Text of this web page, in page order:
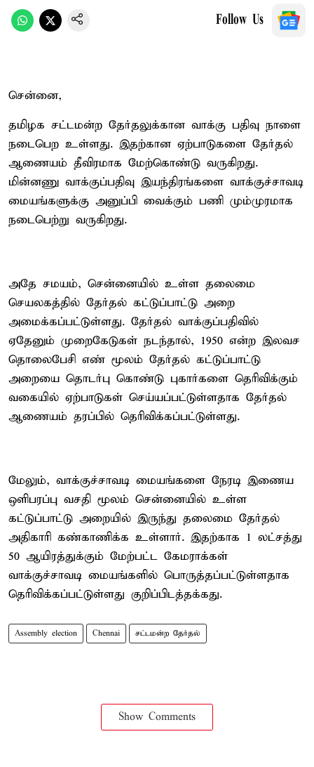
Follow Us
சென்னை,
தமிழக சட்டமன்ற தேர்தலுக்கான வாக்கு பதிவு நாளை
நடைபெற உள்ளது. இதற்கான ஏற்பாடுகளை தேர்தல்
ஆணையம் தீவிரமாக மேற்கொண்டு வருகிறது.
மின்னணு வாக்குப்பதிவு இயந்திரங்களை வாக்குச்சாவடி
மையங்களுக்கு அனுப்பி வைக்கும் பணி மும்முரமாக
நடைபெற்று வருகிறது.
அதே சமயம், சென்னையில் உள்ள தலைமை
செயலகத்தில் தேர்தல் கட்டுப்பாட்டு அறை
அமைக்கப்பட்டுள்ளது. தேர்தல் வாக்குப்பதிவில்
ஏதேனும் முறைகேடுகள் நடந்தால், 1950 என்ற இலவச
தொலைபேசி எண் மூலம் தேர்தல் கட்டுப்பாட்டு
அறையை தொடர்பு கொண்டு புகார்களை தெரிவிக்கும்
வகையில் ஏற்பாடுகள் செய்யப்பட்டுள்ளதாக தேர்தல்
ஆணையம் தரப்பில் தெரிவிக்கப்பட்டுள்ளது.
மேலும், வாக்குச்சாவடி மையங்களை நேரடி இணைய
ஒளிபரப்பு வசதி மூலம் சென்னையில் உள்ள
கட்டுப்பாட்டு அறையில் இருந்து தலைமை தேர்தல்
அதிகாரி கண்காணிக்க உள்ளார். இதற்காக 1 லட்சத்து
50 ஆயிரத்துக்கும் மேற்பட்ட கேமராக்கள்
வாக்குச்சாவடி மையங்களில் பொருத்தப்பட்டுள்ளதாக
தெரிவிக்கப்பட்டுள்ளது குறிப்பிடத்தக்கது.
Assembly election Chennai சட்டமன்ற தேர்தல்
Show Comments